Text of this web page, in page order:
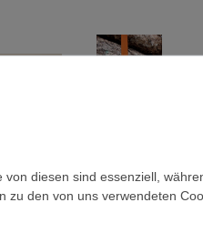
diesen sind essenziell,
zu den von uns verwendeten